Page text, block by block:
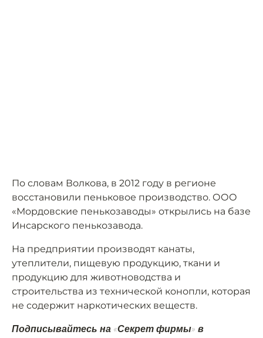
По словам Волкова, в 2012 году в регионе
восстановили пеньковое производство. ООО
«Мордовские пенькозаводы» открылись на базе
Инсарского пенькозавода.
На предприятии производят канаты,
утеплители, пищевую продукцию, ткани и
продукцию для животноводства и
строительства из технической конопли, которая
не содержит наркотических веществ.
Подписывайтесь на «Секрет фирмы» в